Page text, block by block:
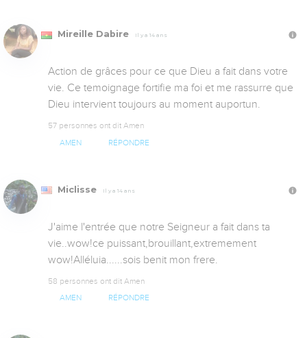
Mireille Dabire Il y a 14 ans
Action de grâces pour ce que Dieu a fait dans votre
vie. Ce temoignage fortifie ma foi et me rassurre que
Dieu intervient toujours au moment auportun.
57 personnes ont dit Amen
AMEN RÉPONDRE
Miclisse Il y a 14 ans
J'aime l'entrée que notre Seigneur a fait dans ta
vie..wow!ce puissant,brouillant,extremement
wow!Alléluia......sois benit mon frere.
58 personnes ont dit Amen
AMEN RÉPONDRE